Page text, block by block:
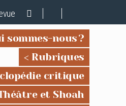
sommes-nous ?
Rubriques
critique
et Shoah